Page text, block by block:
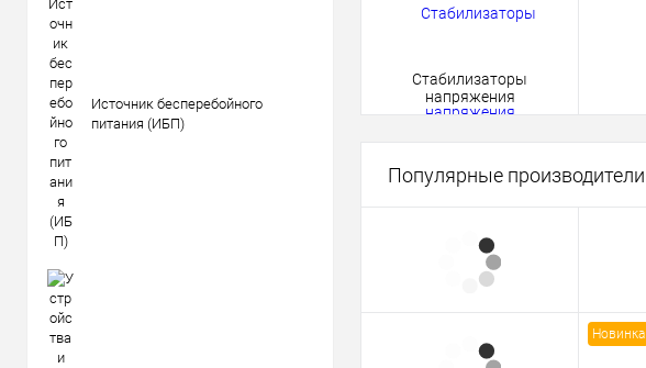
Источник бесперебойного
питания (ИБП)
Стабилизаторы
напряжения
Популярные производители
Новинка